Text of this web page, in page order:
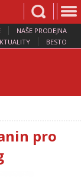
NAŠE PRODEJNA
BESTO
pro